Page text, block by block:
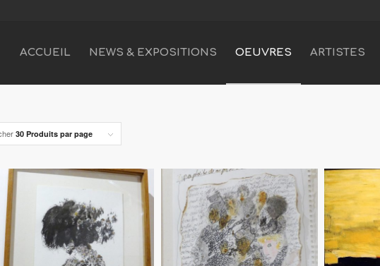
ACCUEIL NEWS & EXPOSITIONS OEUVRES ARTISTES
30 Produits par page